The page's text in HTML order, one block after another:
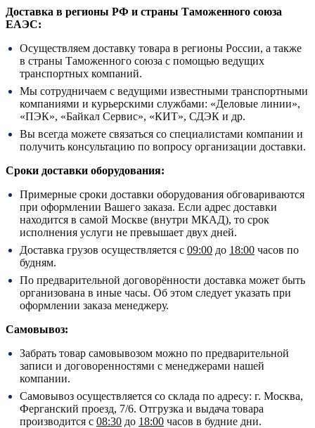
Доставка в регионы РФ и страны Таможенного союза
ЕАЭС:
Осуществляем доставку товара в регионы России, а также
в страны Таможенного союза с помощью ведущих
транспортных компаний.
Мы сотрудничаем с ведущими известными транспортными
компаниями и курьерскими службами: «Деловые линии»,
«ПЭК», «Байкал Сервис», «КИТ», СДЭК и др.
Вы всегда можете связаться со специалистами компании и
получить консультацию по вопросу организации доставки.
Сроки доставки оборудования:
Примерные сроки доставки оборудования обговариваются
при оформлении Вашего заказа. Если адрес доставки
находится в самой Москве (внутри МКАД), то срок
исполнения услуги не превышает двух дней.
Доставка грузов осуществляется с 09:00 до 18:00 часов по
будням.
По предварительной договорённости доставка может быть
организована в иные часы. Об этом следует указать при
оформлении заказа менеджеру.
Самовывоз:
Забрать товар самовывозом можно по предварительной
записи и договоренностями с менеджерами нашей
компании.
Самовывоз осуществляется со склада по адресу: г. Москва,
Ферганский проезд, 7/6. Отгрузка и выдача товара
производится с 08:30 до 18:00 часов в будние дни.